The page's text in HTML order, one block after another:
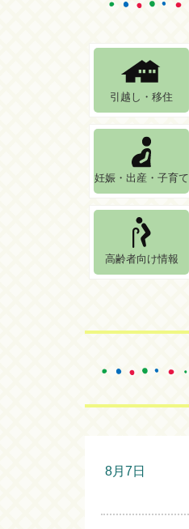
引越し・移住
妊娠・出産・子育て
高齢者向け情報
8月7日